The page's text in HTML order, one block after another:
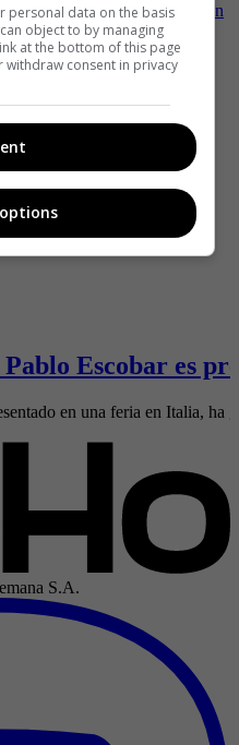
en una sede de la Fiscalía en
jefes
Escobar es
en una feria en Italia, ha
S.A.
personal data on the basis
object to by managing
at the bottom of this page
withdraw consent in privacy